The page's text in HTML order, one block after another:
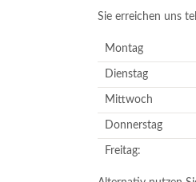
Sie erreichen uns
Montag
Dienstag
Mittwoch
Donnerstag
Freitag: